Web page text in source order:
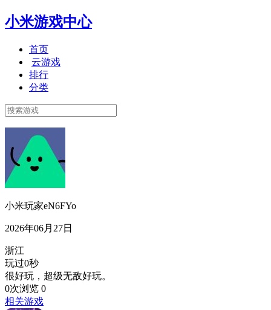
小米游戏中心
首页
云游戏
排行
分类
小米玩家eN6FYo
2026年06月27日
浙江
玩过0秒
很好玩，超级无敌好玩。
0次浏览 0
相关游戏